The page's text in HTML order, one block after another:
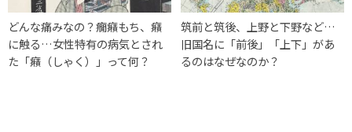
どんな痛みなの？癇癪もち、癪
に触る…女性特有の病気とされ
た「癪（しゃく）」って何？
筑前と筑後、上野と下野など…
旧国名に「前後」「上下」があ
るのはなぜなのか？